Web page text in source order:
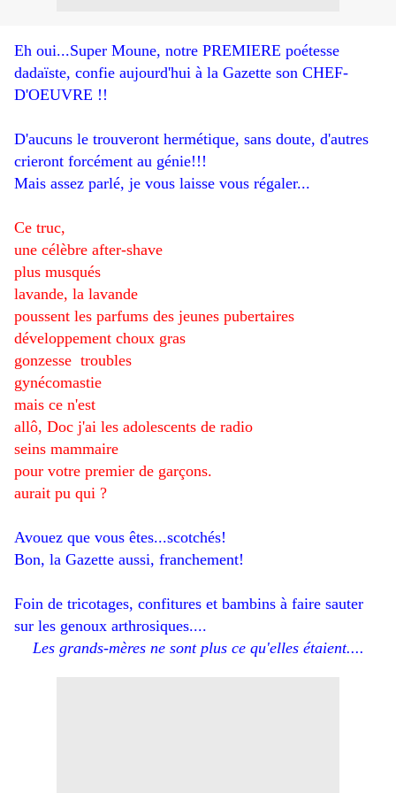
Eh oui...Super Moune, notre PREMIERE poétesse
dadaïste, confie aujourd'hui à la Gazette son CHEF-
D'OEUVRE !!
D'aucuns le trouveront hermétique, sans doute, d'autres
crieront forcément au génie!!!
Mais assez parlé, je vous laisse vous régaler...
Ce truc,
une célèbre after-shave
plus musqués
lavande, la lavande
poussent les parfums des jeunes pubertaires
développement choux gras
gonzesse troubles
gynécomastie
mais ce n'est
allô, Doc j'ai les adolescents de radio
seins mammaire
pour votre premier de garçons.
aurait pu qui ?
Avouez que vous êtes...scotchés!
Bon, la Gazette aussi, franchement!
Foin de tricotages, confitures et bambins à faire sauter
sur les genoux arthrosiques....
Les grands-mères ne sont plus ce qu'elles étaient....